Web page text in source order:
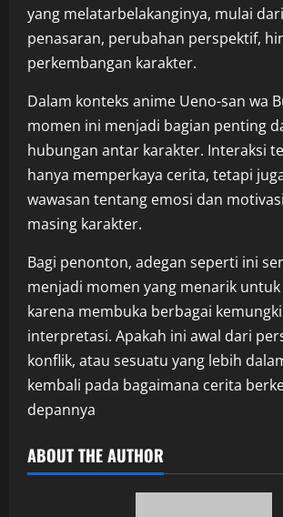
yang melatarbelakanginya, mulai
penasaran, perubahan perspektif,
perkembangan karakter.
Dalam konteks anime Ueno-san wa
momen ini menjadi bagian penting
hubungan antar karakter. Interaksi
hanya memperkaya cerita, tetapi
wawasan tentang emosi dan
masing karakter.
Bagi penonton, adegan seperti ini
menjadi momen yang menarik untuk
karena membuka berbagai
interpretasi. Apakah ini awal dari
konflik, atau sesuatu yang lebih
kembali pada bagaimana cerita
depannya
ABOUT THE AUTHOR